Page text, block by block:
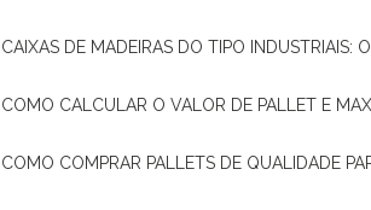
CAIXAS DE MADEIRAS DO TIPO INDUSTRIAIS:
COMO CALCULAR O VALOR DE PALLET E
COMO COMPRAR PALLETS DE QUALIDADE